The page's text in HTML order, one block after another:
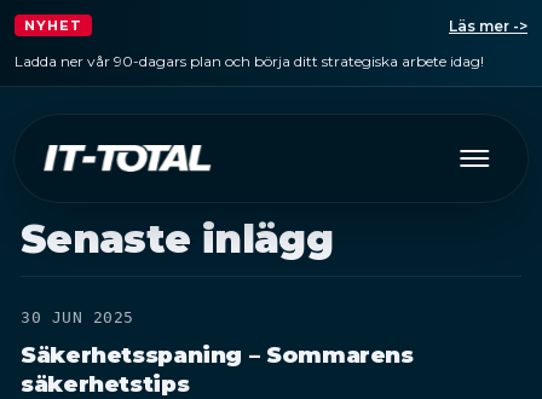
NYHET
Ladda ner vår 90-dagars plan och börja ditt strategiska arbete idag!
Läs mer ->
Senaste inlägg
30 JUN 2025
Säkerhetsspaning – Sommarens
säkerhetstips